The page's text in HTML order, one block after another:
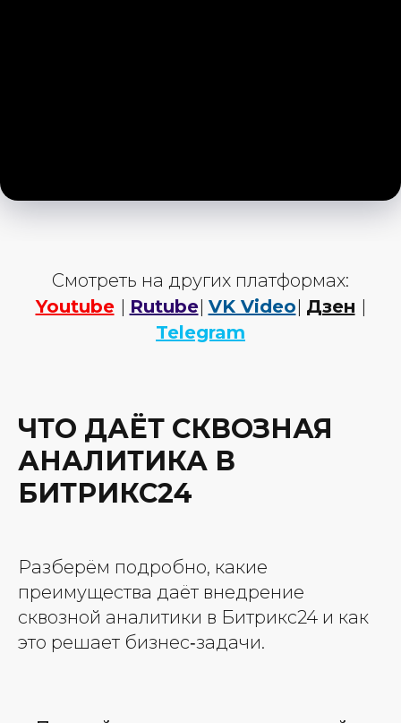
Смотреть на других платформах:
Youtube | Rutube| VK Video| Дзен |
Telegram
ЧТО ДАЁТ СКВОЗНАЯ
АНАЛИТИКА В
БИТРИКС24
Разберём подробно, какие
преимущества даёт внедрение
сквозной аналитики в Битрикс24 и как
это решает бизнес‑задачи.